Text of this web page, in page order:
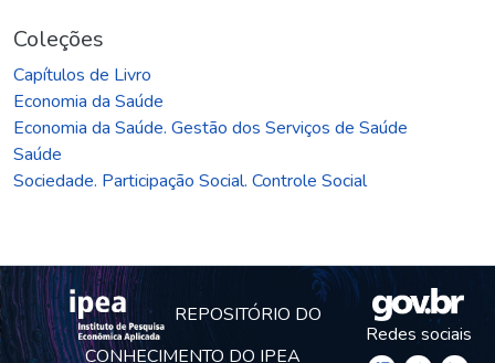
Coleções
Capítulos de Livro
Economia da Saúde
Economia da Saúde. Gestão dos Serviços de Saúde
Saúde
Sociedade. Participação Social. Controle Social
REPOSITÓRIO DO
CONHECIMENTO DO IPEA
Redes sociais